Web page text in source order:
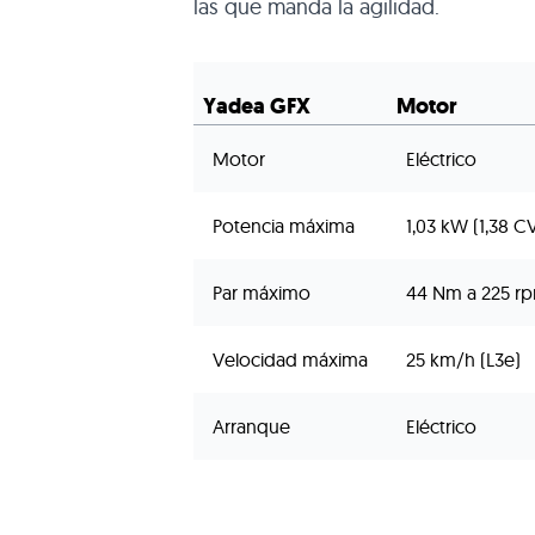
las que manda la agilidad.
Yadea GFX Motor
Motor Eléctrico
Potencia máxima 1,03 kW (1,38
Par máximo 44 Nm a 225
Velocidad máxima 25 km/h (L3e)
Arranque Eléctrico